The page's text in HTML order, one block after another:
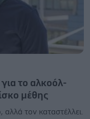
το αλκοόλ-
μέθης
αλλά τον καταστέλλει.